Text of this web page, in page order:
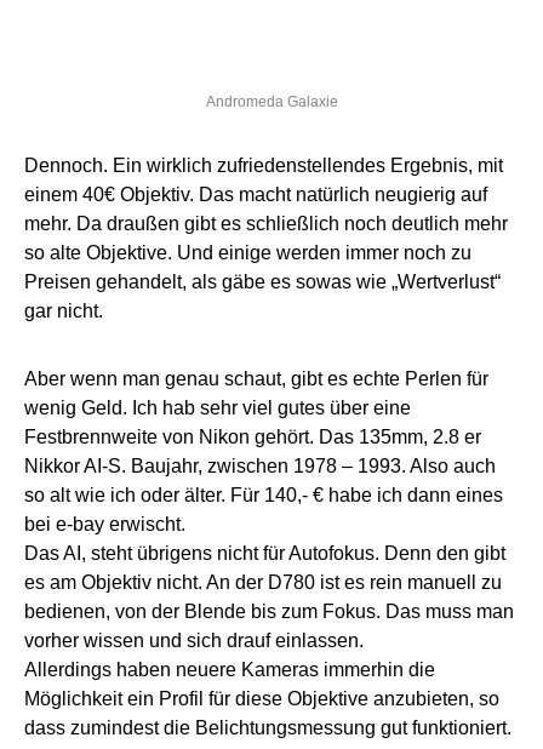
Andromeda Galaxie
Dennoch. Ein wirklich zufriedenstellendes Ergebnis, mit
einem 40€ Objektiv. Das macht natürlich neugierig auf
mehr. Da draußen gibt es schließlich noch deutlich mehr
so alte Objektive. Und einige werden immer noch zu
Preisen gehandelt, als gäbe es sowas wie „Wertverlust“
gar nicht.
Aber wenn man genau schaut, gibt es echte Perlen für
wenig Geld. Ich hab sehr viel gutes über eine
Festbrennweite von Nikon gehört. Das 135mm, 2.8 er
Nikkor AI-S. Baujahr, zwischen 1978 – 1993. Also auch
so alt wie ich oder älter. Für 140,- € habe ich dann eines
bei e-bay erwischt.
Das AI, steht übrigens nicht für Autofokus. Denn den gibt
es am Objektiv nicht. An der D780 ist es rein manuell zu
bedienen, von der Blende bis zum Fokus. Das muss man
vorher wissen und sich drauf einlassen.
Allerdings haben neuere Kameras immerhin die
Möglichkeit ein Profil für diese Objektive anzubieten, so
dass zumindest die Belichtungsmessung gut funktioniert.